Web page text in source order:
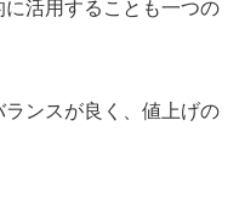
に活用することも一つの
ンスが良く、値上げの